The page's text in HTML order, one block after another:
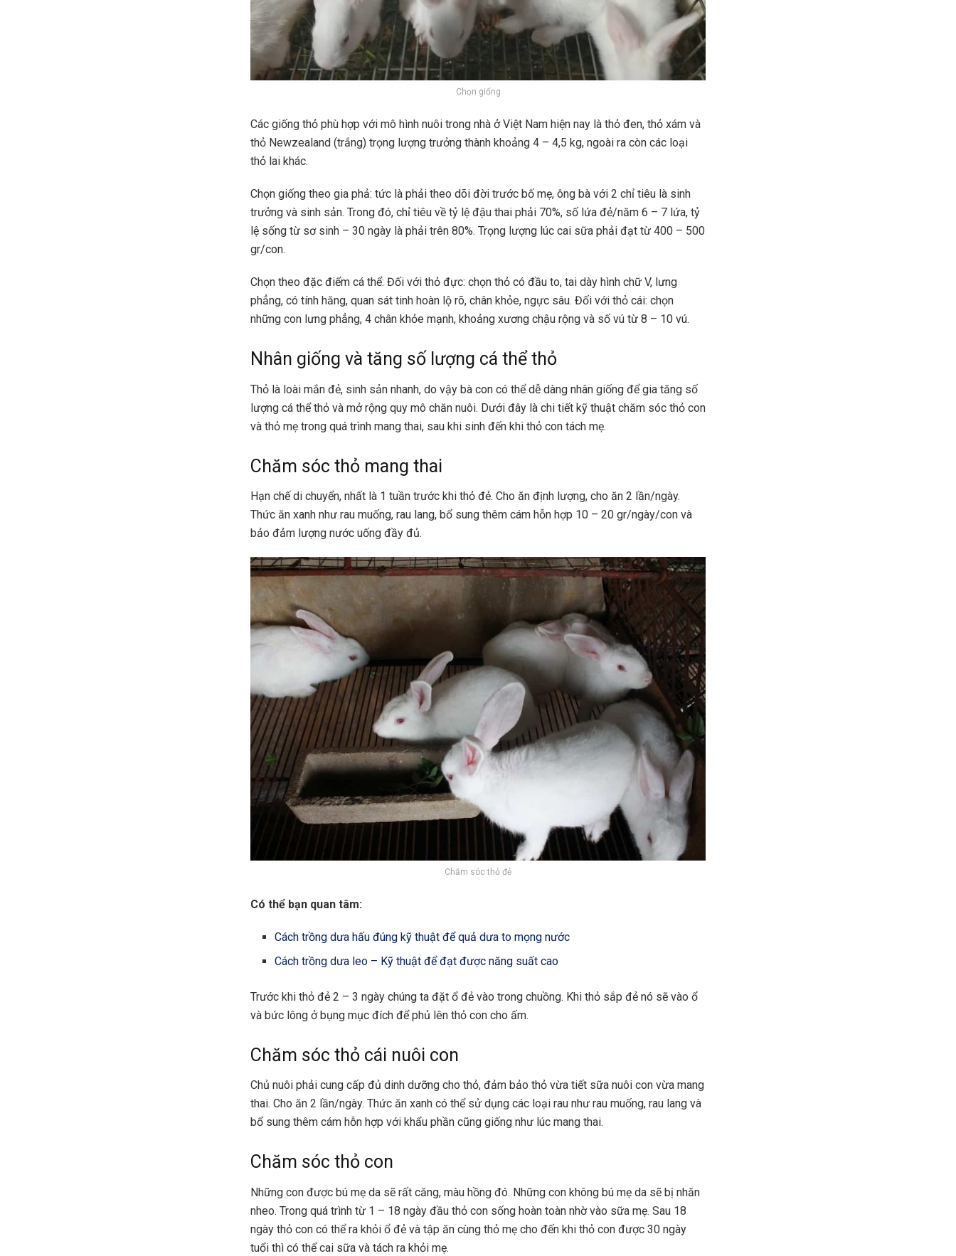
Chọn giống
Các giống thỏ phù hợp với mô hình nuôi trong nhà ở Việt Nam hiện nay là thỏ đen, thỏ xám và
thỏ Newzealand (trắng) trọng lượng trưởng thành khoảng 4 – 4,5 kg, ngoài ra còn các loại
thỏ lai khác.
Chọn giống theo gia phả: tức là phải theo dõi đời trước bố mẹ, ông bà với 2 chỉ tiêu là sinh
trưởng và sinh sản. Trong đó, chỉ tiêu về tỷ lệ đậu thai phải 70%, số lứa đẻ/năm 6 – 7 lứa, tỷ
lệ sống từ sơ sinh – 30 ngày là phải trên 80%. Trọng lượng lúc cai sữa phải đạt từ 400 – 500
gr/con.
Chọn theo đặc điểm cá thể: Đối với thỏ đực: chọn thỏ có đầu to, tai dày hình chữ V, lưng
phẳng, có tính hăng, quan sát tinh hoàn lộ rõ, chân khỏe, ngực sâu. Đối với thỏ cái: chọn
những con lưng phẳng, 4 chân khỏe mạnh, khoảng xương chậu rộng và số vú từ 8 – 10 vú.
Nhân giống và tăng số lượng cá thể thỏ
Thỏ là loài mắn đẻ, sinh sản nhanh, do vậy bà con có thể dễ dàng nhân giống để gia tăng số
lượng cá thể thỏ và mở rộng quy mô chăn nuôi. Dưới đây là chi tiết kỹ thuật chăm sóc thỏ con
và thỏ mẹ trong quá trình mang thai, sau khi sinh đến khi thỏ con tách mẹ.
Chăm sóc thỏ mang thai
Hạn chế di chuyển, nhất là 1 tuần trước khi thỏ đẻ. Cho ăn định lượng, cho ăn 2 lần/ngày.
Thức ăn xanh như rau muống, rau lang, bổ sung thêm cám hỗn hợp 10 – 20 gr/ngày/con và
bảo đảm lượng nước uống đầy đủ.
Chăm sóc thỏ đẻ
Có thể bạn quan tâm:
Cách trồng dưa hấu đúng kỹ thuật để quả dưa to mọng nước
Cách trồng dưa leo – Kỹ thuật để đạt được năng suất cao
Trước khi thỏ đẻ 2 – 3 ngày chúng ta đặt ổ đẻ vào trong chuồng. Khi thỏ sắp đẻ nó sẽ vào ổ
và bức lông ở bụng mục đích để phủ lên thỏ con cho ấm.
Chăm sóc thỏ cái nuôi con
Chủ nuôi phải cung cấp đủ dinh dưỡng cho thỏ, đảm bảo thỏ vừa tiết sữa nuôi con vừa mang
thai. Cho ăn 2 lần/ngày. Thức ăn xanh có thể sử dụng các loại rau như rau muống, rau lang và
bổ sung thêm cám hỗn hợp với khẩu phần cũng giống như lúc mang thai.
Chăm sóc thỏ con
Những con được bú mẹ da sẽ rất căng, màu hồng đó. Những con không bú mẹ da sẽ bị nhăn
nheo. Trong quá trình từ 1 – 18 ngày đầu thỏ con sống hoàn toàn nhờ vào sữa mẹ. Sau 18
ngày thỏ con có thể ra khỏi ổ đẻ và tập ăn cùng thỏ mẹ cho đến khi thỏ con được 30 ngày
tuổi thì có thể cai sữa và tách ra khỏi mẹ.